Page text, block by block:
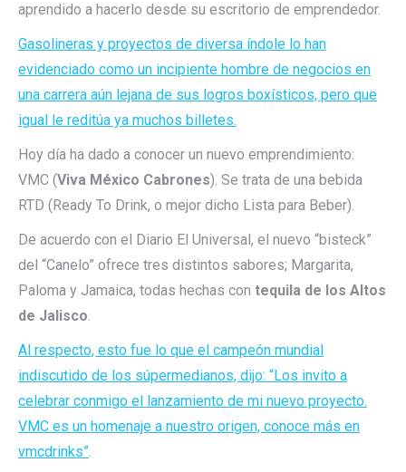
aprendido a hacerlo desde su escritorio de emprendedor.
Gasolineras y proyectos de diversa índole lo han
evidenciado como un incipiente hombre de negocios en
una carrera aún lejana de sus logros boxísticos, pero que
igual le reditúa ya muchos billetes.
Hoy día ha dado a conocer un nuevo emprendimiento:
VMC (Viva México Cabrones). Se trata de una bebida
RTD (Ready To Drink, o mejor dicho Lista para Beber).
De acuerdo con el Diario El Universal, el nuevo “bisteck”
del “Canelo” ofrece tres distintos sabores; Margarita,
Paloma y Jamaica, todas hechas con tequila de los Altos
de Jalisco.
Al respecto, esto fue lo que el campeón mundial
indiscutido de los súpermedianos, dijo: “Los invito a
celebrar conmigo el lanzamiento de mi nuevo proyecto.
VMC es un homenaje a nuestro origen, conoce más en
vmcdrinks”.